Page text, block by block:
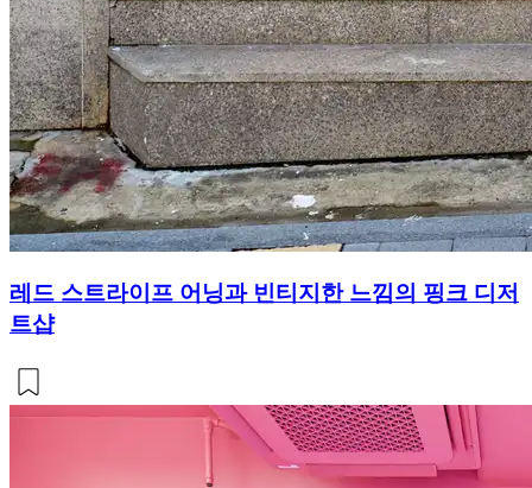
레드 스트라이프 어닝과 빈티지한 느낌의 핑크 디저
트샵